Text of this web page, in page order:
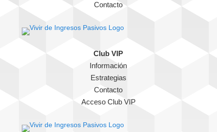
Contacto
Club VIP
Información
Estrategias
Contacto
Acceso Club VIP